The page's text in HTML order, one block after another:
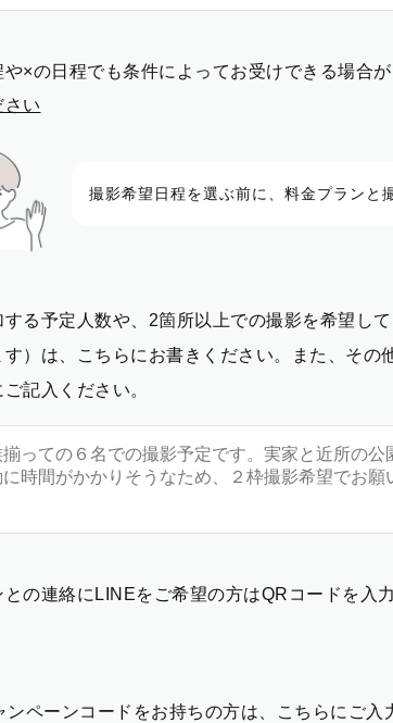
×の日程でも条件によってお受けできる場合が
さい
撮影希望日程を選ぶ前に、料金プランと
する予定人数や、2箇所以上での撮影を希望し
す）は、こちらにお書きください。また、その
記入ください。
との連絡にLINEをご希望の方はQRコードを入
ンペーンコードをお持ちの方は、こちらにご入